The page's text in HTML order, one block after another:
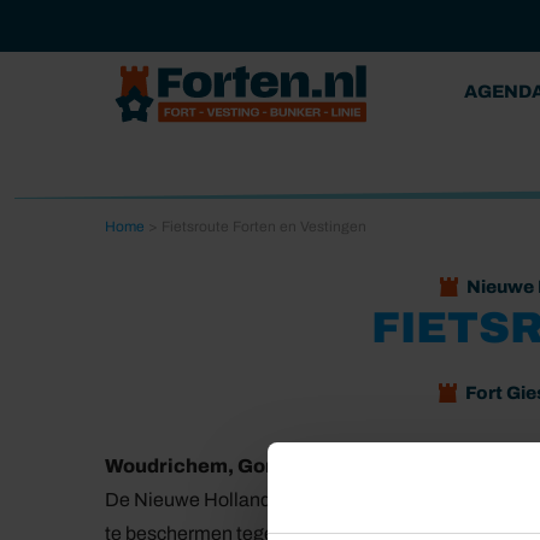
Home
Nieuwe
Fort
Woudrichem, Gorinchem, Rijswijk
De Nieuwe Hollandse Waterlinie is een uniek
te beschermen tegen vijandelijke aanvallen. Het